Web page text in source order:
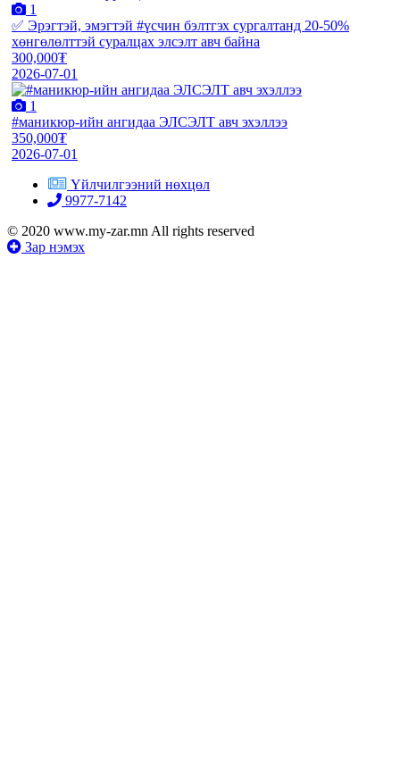
1
✅ Эрэгтэй, эмэгтэй #үсчин бэлтгэх сургалтанд 20-50%
хөнгөлөлттэй суралцах элсэлт авч байна
300,000₮
2026-07-01
1
#маникюр-ийн ангидаа ЭЛСЭЛТ авч эхэллээ
350,000₮
2026-07-01
Үйлчилгээний нөхцөл
9977-7142
© 2020 www.my-zar.mn All rights reserved
Зар нэмэх